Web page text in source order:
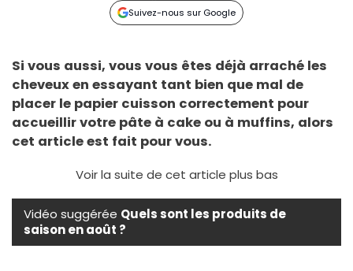
Suivez-nous sur Google
Si vous aussi, vous vous êtes déjà arraché les
cheveux en essayant tant bien que mal de
placer le papier cuisson correctement pour
accueillir votre pâte à cake ou à muffins, alors
cet article est fait pour vous.
Voir la suite de cet article plus bas
Vidéo suggérée Quels sont les produits de
saison en août ?